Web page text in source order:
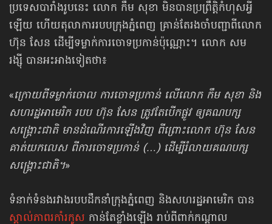
ប្រទេសបារាំងរូបនេះ លោក កឹម សុខា មិនបានប្រព្រឹត្តិកំហុសអ្វី
ឡើយ ហើយតុលាការរបបក្រុងភ្នំពេញ គ្រាន់តែ​រងចាំ​បញ្ជាពីលោក
ហ៊ុន សែន ដើម្បីទម្លាក់ការចោទប្រកាន់ប៉ុណ្ណោះ។ លោក សម
រង្ស៊ី បាន​អះអាង​​ទៀតថា៖
«ក្រោយពីទម្លាក់ចោល ការចោទប្រកាន់ លើលោក កឹម សុខា និង
សហរដ្ឋអាមេរិក របប ហ៊ុន សែន ត្រូវតែបើកផ្លូវ ឲ្យគណបក្ស
សង្គ្រោះជាតិ មានដំណើរការឡើងវិញ ពីព្រោះលោក ហ៊ុន សែន
គាត់យកលេស ពីការចោទប្រកាន់ (…) ដើម្បីរំលាយគណបក្ស​
សង្គ្រោះជាតិ។»
ទំនាក់ទំនង​រវាងរបបដឹកនាំ​ក្រុងភ្នំពេញ និងសហរដ្ឋអាមេរិក បាន
ស្គាល់ភាពរកាំរកូស កាន់តែខ្លាំងឡើង រាប់ពីពាក់កណ្ដាល